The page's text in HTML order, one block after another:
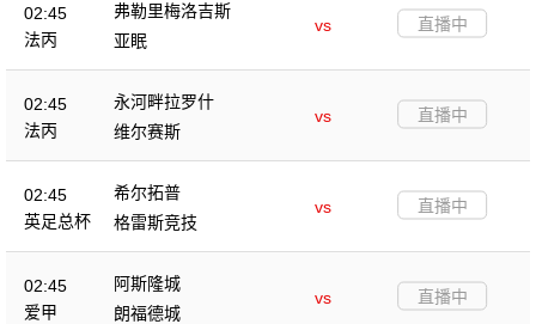
02:45
法丙
弗勒里梅洛吉斯
vs
亚眠
直播中
02:45
法丙
永河畔拉罗什
vs
维尔赛斯
直播中
02:45
英足总杯
希尔拓普
vs
格雷斯竞技
直播中
02:45
爱甲
阿斯隆城
vs
朗福德城
直播中